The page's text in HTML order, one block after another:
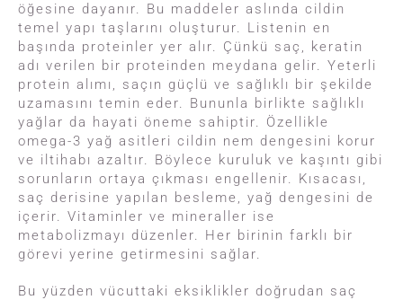
öğesine dayanır. Bu maddeler aslında cildin
temel yapı taşlarını oluşturur. Listenin en
başında proteinler yer alır. Çünkü saç, keratin
adı verilen bir proteinden meydana gelir. Yeterli
protein alımı, saçın güçlü ve sağlıklı bir şekilde
uzamasını temin eder. Bununla birlikte sağlıklı
yağlar da hayati öneme sahiptir. Özellikle
omega-3 yağ asitleri cildin nem dengesini korur
ve iltihabı azaltır. Böylece kuruluk ve kaşıntı gibi
sorunların ortaya çıkması engellenir. Kısacası,
saç derisine yapılan besleme, yağ dengesini de
içerir. Vitaminler ve mineraller ise
metabolizmayı düzenler. Her birinin farklı bir
görevi yerine getirmesini sağlar.
Bu yüzden vücuttaki eksiklikler doğrudan saç